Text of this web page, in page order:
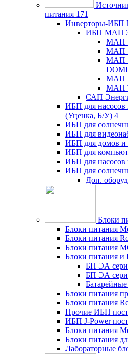
питания 171
Инверторы-ИБП
ИБП МАП
МАП
МАП
МАП
МАП
МАП
САП
ИБП для насосов
(Уценка, Б/У) 4
ИБП для
ИБП для
ИБП для домов и
ИБП для
ИБП для насосов
ИБП для
Доп.
Блоки
Блоки питания
Блоки питания
Блоки питания
Блоки питания и
БП ЭА
БП ЭА
Блоки питания
Блоки питания
Прочие ИБП
ИБП J-Power
Блоки питания
Блоки питания
Лабораторные